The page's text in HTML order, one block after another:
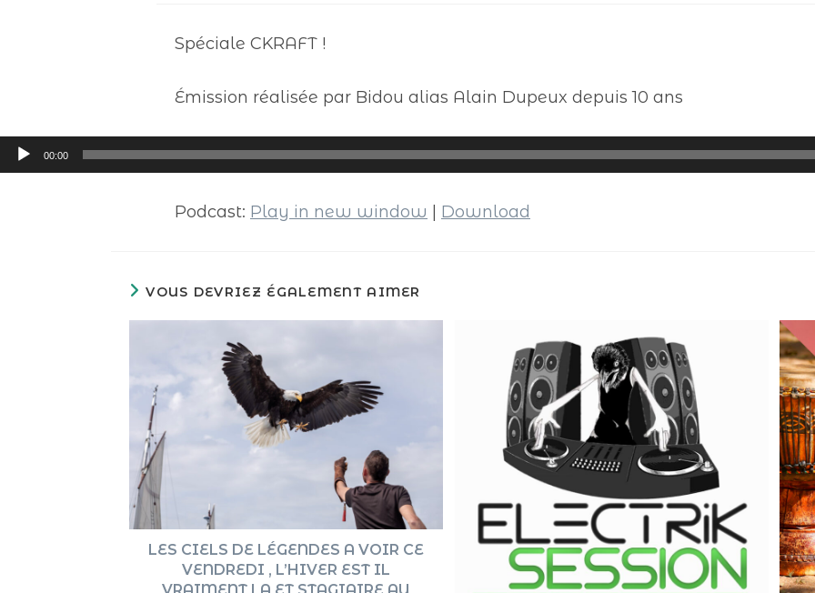
Spéciale CKRAFT !
Émission réalisée par Bidou alias Alain Dupeux depuis 10 ans
Lecteur
audio
00:00
Podcast: Play in new window Download
VOUS DEVRIEZ ÉGALEMENT AIMER
LES CIELS DE LÉGENDES A VOIR CE
VENDREDI , L’HIVER EST IL